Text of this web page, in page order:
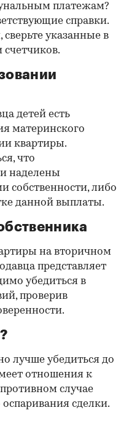
платежам?
справки.
указанные в
детей есть
материнского
квартиры.
что
наделены
собственности, либо
данной выплаты.
на вторичном
представляет
убедиться в
проверив
лучше убедиться до
отношения к
случае
сделки.